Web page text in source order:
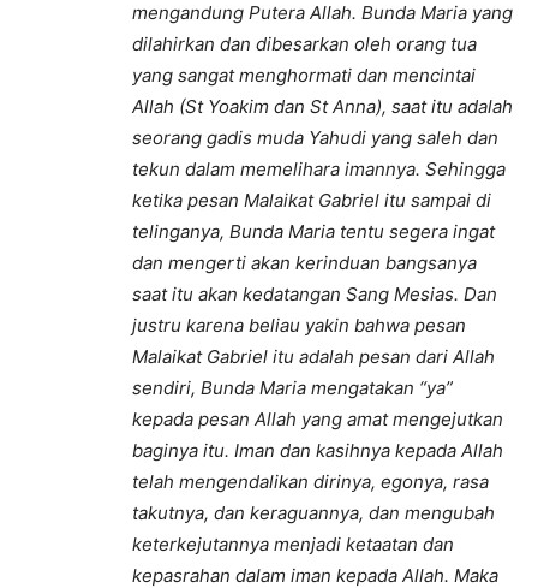
mengandung Putera Allah. Bunda Maria yang
dilahirkan dan dibesarkan oleh orang tua
yang sangat menghormati dan mencintai
Allah (St Yoakim dan St Anna), saat itu adalah
seorang gadis muda Yahudi yang saleh dan
tekun dalam memelihara imannya. Sehingga
ketika pesan Malaikat Gabriel itu sampai di
telinganya, Bunda Maria tentu segera ingat
dan mengerti akan kerinduan bangsanya
saat itu akan kedatangan Sang Mesias. Dan
justru karena beliau yakin bahwa pesan
Malaikat Gabriel itu adalah pesan dari Allah
sendiri, Bunda Maria mengatakan “ya”
kepada pesan Allah yang amat mengejutkan
baginya itu. Iman dan kasihnya kepada Allah
telah mengendalikan dirinya, egonya, rasa
takutnya, dan keraguannya, dan mengubah
keterkejutannya menjadi ketaatan dan
kepasrahan dalam iman kepada Allah. Maka